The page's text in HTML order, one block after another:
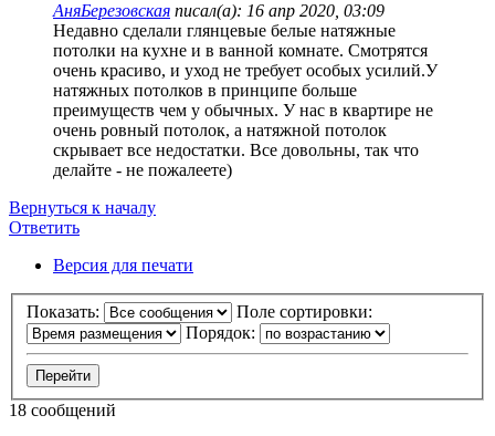
АняБерезовская писал(а): 16 апр 2020, 03:09
Недавно сделали глянцевые белые натяжные
потолки на кухне и в ванной комнате. Смотрятся
очень красиво, и уход не требует особых усилий.У
натяжных потолков в принципе больше
преимуществ чем у обычных. У нас в квартире не
очень ровный потолок, а натяжной потолок
скрывает все недостатки. Все довольны, так что
делайте - не пожалеете)
Вернуться к началу
Ответить
Ответить
Версия для печати
Показать:
Поле сортировки:
Порядок:
18 сообщений